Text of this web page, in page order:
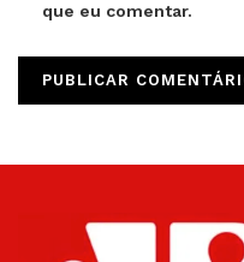
que eu comentar.